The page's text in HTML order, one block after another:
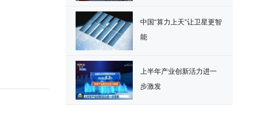
中国“算力上天”让卫星更智
能
上半年产业创新活力进一
步激发